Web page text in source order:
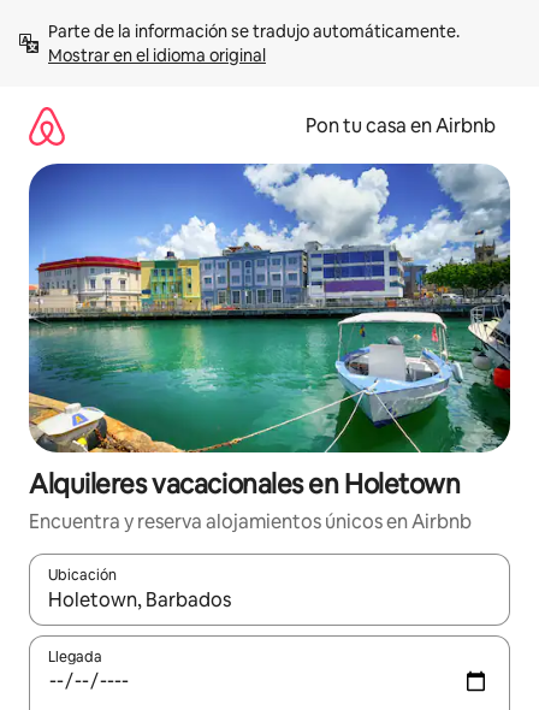
contenidoMostrar en el idioma original
Pon tu casa en Airbnb
Alquileres vacacionales en Holetown
Encuentra y reserva alojamientos únicos en Airbnb
Ubicación
Cuando los resultados estén disponibles, navega con las
Llegada